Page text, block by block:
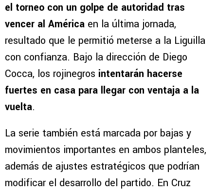
el torneo con un golpe de autoridad tras
vencer al América en la última jornada,
resultado que le permitió meterse a la Liguilla
con confianza. Bajo la dirección de Diego
Cocca, los rojinegros intentarán hacerse
fuertes en casa para llegar con ventaja a la
vuelta.
La serie también está marcada por bajas y
movimientos importantes en ambos planteles,
además de ajustes estratégicos que podrían
modificar el desarrollo del partido. En Cruz